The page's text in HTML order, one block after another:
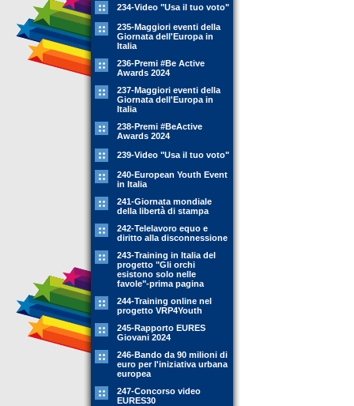
234-Video "Usa il tuo voto"
235-Maggiori eventi della
Giornata dell'Europa in
Italia
236-Premi #Be Active
Awards 2024
237-Maggiori eventi della
Giornata dell'Europa in
Italia
238-Premi #BeActive
Awards 2024
239-Video "Usa il tuo voto"
240-European Youth Event
in Italia
241-Giornata mondiale
della libertà di stampa
242-Telelavoro equo e
diritto alla disconnessione
243-Training in Italia del
progetto "Gli orchi
esistono solo nelle
favole"-prima pagina
244-Training online nel
progetto VRP4Youth
245-Rapporto EURES
Giovani 2024
246-Bando da 90 milioni di
euro per l'iniziativa urbana
europea
247-Concorso video
EURES30